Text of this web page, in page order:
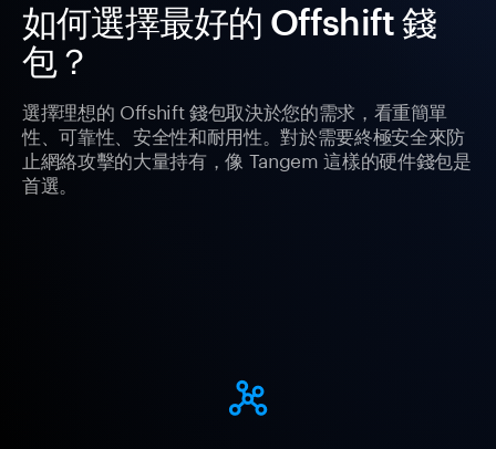
如何選擇最好的 Offshift 錢
包？
選擇理想的 Offshift 錢包取決於您的需求，看重簡單
性、可靠性、安全性和耐用性。對於需要終極安全來防
止網絡攻擊的大量持有，像 Tangem 這樣的硬件錢包是
首選。